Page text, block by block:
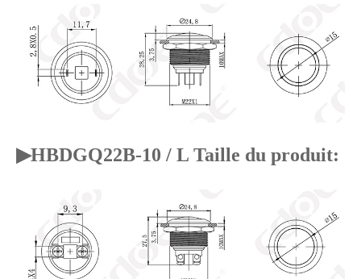
▶HBDGQ22B-10 / L Taille du produit: